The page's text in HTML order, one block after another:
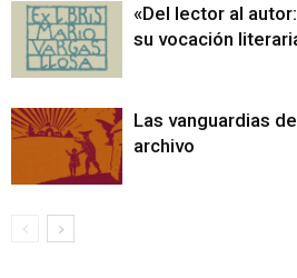
«Del lector al
su vocación
Las vanguardias
archivo